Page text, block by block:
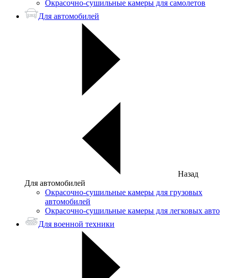
Окрасочно-сушильные камеры для самолетов
Для автомобилей
Назад
Для автомобилей
Окрасочно-сушильные камеры для грузовых
автомобилей
Окрасочно-сушильные камеры для легковых авто
Для военной техники